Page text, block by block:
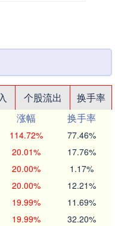
个股流出
换手率
涨幅
换手率
114.72% 77.46%
20.01% 17.76%
20.00% 1.17%
20.00% 12.21%
19.99% 11.69%
19.99% 32.20%